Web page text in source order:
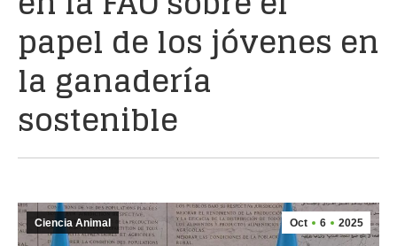
papel de los jóvenes en
la ganadería
sostenible
Oct 6 2025
Ciencia Animal